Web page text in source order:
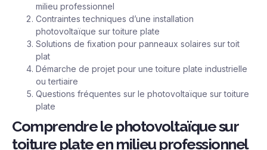
milieu professionnel
Contraintes techniques d’une installation
photovoltaïque sur toiture plate
Solutions de fixation pour panneaux solaires sur toit
plat
Démarche de projet pour une toiture plate industrielle
ou tertiaire
Questions fréquentes sur le photovoltaïque sur toiture
plate
Comprendre le photovoltaïque sur
toiture plate en milieu professionnel